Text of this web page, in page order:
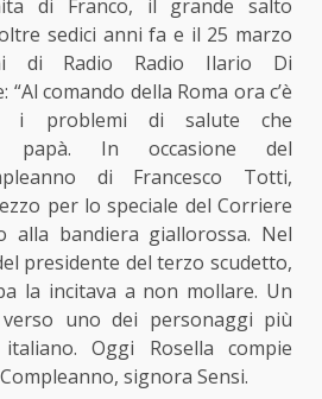
di Franco, il grande salto
sedici anni fa e il 25 marzo
di Radio Radio Ilario Di
comando della Roma ora c’è
i problemi di salute che
papà. In occasione del
di Francesco Totti,
per lo speciale del Corriere
alla bandiera giallorossa. Nel
presidente del terzo scudetto,
la incitava a non mollare. Un
uno dei personaggi più
Oggi Rosella compie
signora Sensi.